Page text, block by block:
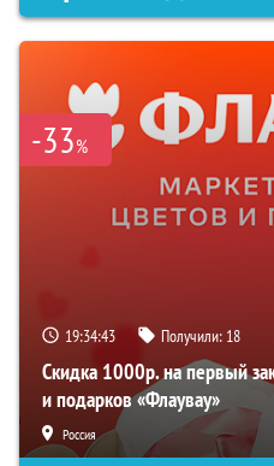
-33%
19:34:42 Получили: 18
Скидка 1000р. на первый
и подарков «Флаувау»
Россия